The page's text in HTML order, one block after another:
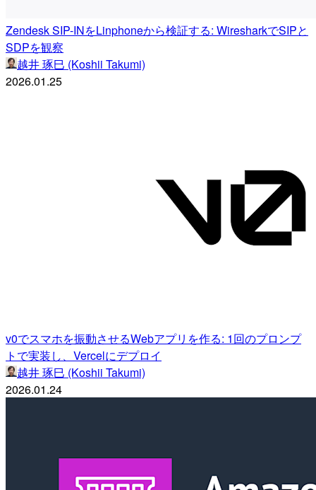
Zendesk SIP-INをLinphoneから検証する: WiresharkでSIPと
SDPを観察
越井 琢巳 (Koshii Takumi)
2026.01.25
v0でスマホを振動させるWebアプリを作る: 1回のプロンプ
トで実装し、Vercelにデプロイ
越井 琢巳 (Koshii Takumi)
2026.01.24